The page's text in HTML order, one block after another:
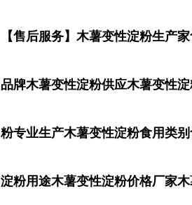
【售后服务】木薯变性淀粉生产
品牌木薯变性淀粉供应木薯变性
粉专业生产木薯变性淀粉食用类
淀粉用途木薯变性淀粉价格厂家